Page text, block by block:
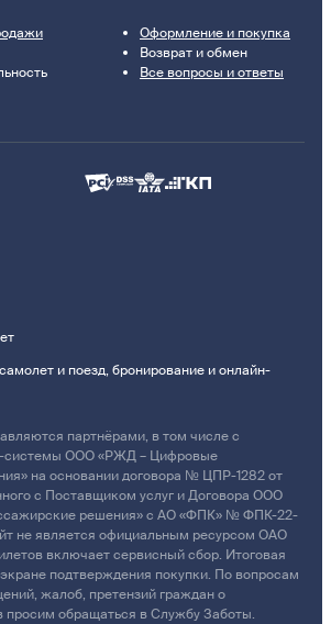
Оформление и покупка
Возврат и обмен
Все вопросы и ответы
и поезд, бронирование и онлайн-
партнёрами, в том числе с
системы ООО «РЖД – Цифровые
на основании договора № ЦПР-1282 от
с Поставщиком услуг и Договора ООО
решения» с АО «ФПК» № ФПК-22-
не является официальным ресурсом ОАО
включает сервисный сбор. Итоговая
подтверждения покупки. По вопросам
жалоб, претензий граждан о
просим обращаться в Службу Заботы.